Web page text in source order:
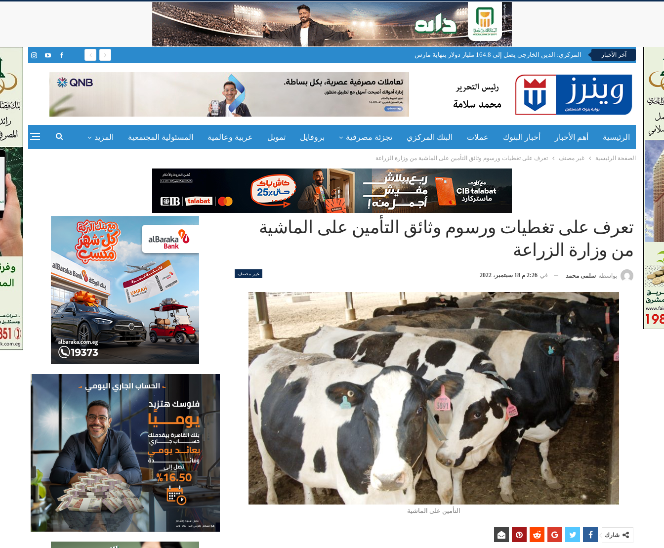
آخر الأخبار المركزي: الدين الخارجي يصل إلى 164.8 مليار دولار بنهاية مارس
الرئيسية أهم الأخبار أخبار البنوك عملات البنك المركزي تجزئة مصرفية بروفايل تمويل عربية وعالمية المسئولية المجتمعية المزيد
الصفحة الرئيسية غير مصنف تعرف على تغطيات ورسوم وثائق التأمين على الماشية من وزارة الزراعة
تعرف على تغطيات ورسوم وثائق التأمين على الماشية
من وزارة الزراعة
غير مصنف بواسطة سلمى محمد في 2:26 م 18 سبتمبر، 2022
التأمين على الماشية
شارك